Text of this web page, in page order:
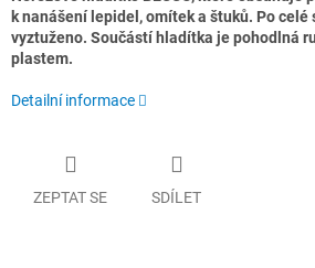
k nanášení lepidel, omítek a štuků. Po celé
vyztuženo. Součástí hladítka je pohodlná
plastem.
Detailní informace
ZEPTAT SE SDÍLET